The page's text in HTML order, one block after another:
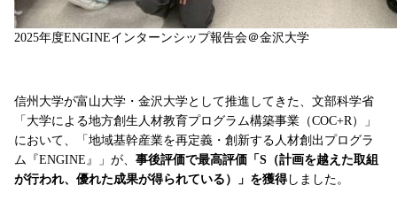
2025年度ENGINEインターンシップ報告会＠金沢大学
信州大学が富山大学・金沢大学として推進してきた、文部科学省
「大学による地方創生人材教育プログラム構築事業（COC+R）」
において、「地域基幹産業を再定義・創新する人材創出プログラ
ム『ENGINE』」が、 事後評価で最高評価「S（計画を越えた取組
が行われ、優れた成果が得られている）」を獲得しました。